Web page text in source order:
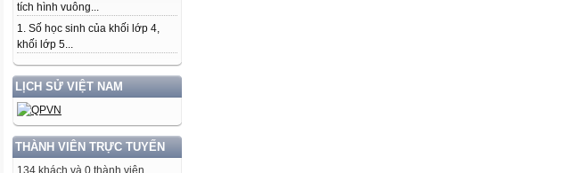
tích hình vuông...
1. Số học sinh của khối lớp 4,
khối lớp 5...
LỊCH SỬ VIỆT NAM
THÀNH VIÊN TRỰC TUYẾN
134 khách và 0 thành viên